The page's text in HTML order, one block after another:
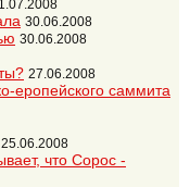
30.06.2008
30.06.2008
27.06.2008
еропейского саммита
25.06.2008
что Сорос -